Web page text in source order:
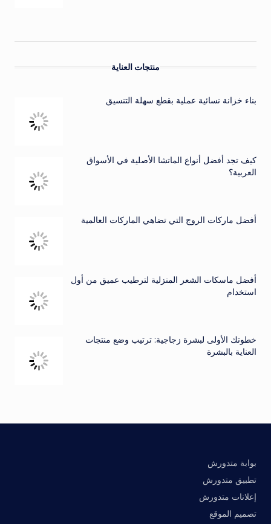
منتجات العناية
بناء خزانة نسائية عملية بقطع سهلة التنسيق
كيف تجد أفضل أنواع الماتشا الأصلية في الأسواق
العربية؟
أفضل ماركات الروج التي تضاهي الماركات العالمية
أفضل ماسكات الشعر المنزلية لترطيب عميق من أول
استخدام
خطوتك الأولى لبشرة زجاجية: ترتيب وضع منتجات
العناية بالبشرة
بوابة متدورش
تطبيق متدورش
إعلانات متدورش
تصميم الموقع